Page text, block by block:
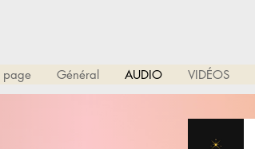
page Général AUDIO VIDÉOS